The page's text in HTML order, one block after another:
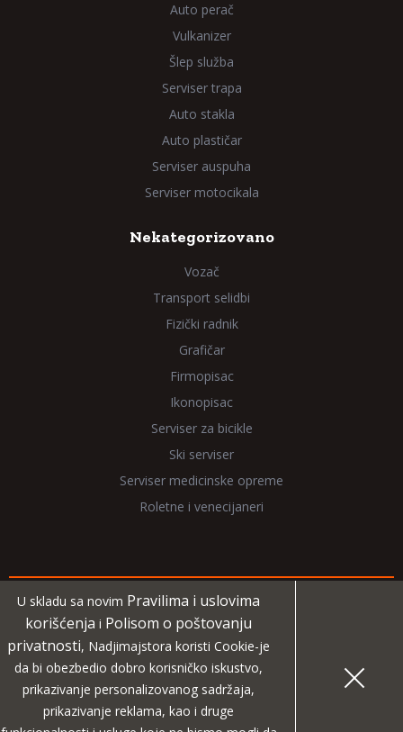
Auto perač
Vulkanizer
Šlep služba
Serviser trapa
Auto stakla
Auto plastičar
Serviser auspuha
Serviser motocikala
Nekategorizovano
Vozač
Transport selidbi
Fizički radnik
Grafičar
Firmopisac
Ikonopisac
Serviser za bicikle
Ski serviser
Serviser medicinske opreme
Roletne i venecijaneri
Copyright 2026 NadjiMajstora.rs
Informacije i grafički elementi su vlasništvo veb sajta
NadjiMajstora
Projekat digitalne agencije
U skladu sa novim Pravilima i uslovima
korišćenja i Polisom o poštovanju
privatnosti, Nadjimajstora koristi Cookie-je
da bi obezbedio dobro korisničko iskustvo,
prikazivanje personalizovanog sadržaja,
prikazivanje reklama, kao i druge